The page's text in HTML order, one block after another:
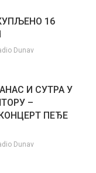
16
Dunav
И СУТРА У
–
ПЕЂЕ
Dunav